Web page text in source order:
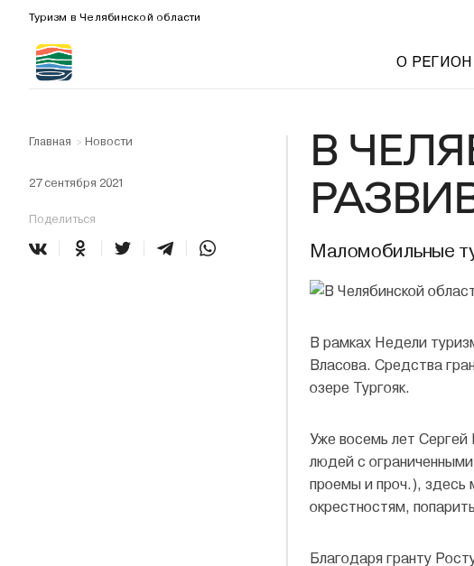
Туризм в Челябинской области
О
Главная > Новости
27 сентября 2021
Поделиться
В
Маломобильные
В рамках Недели
Власова. Средства
озере Тургояк.
Уже восемь лет Сергей
людей с
проемы и проч.), здесь
окрестностям,
Благодаря гранту